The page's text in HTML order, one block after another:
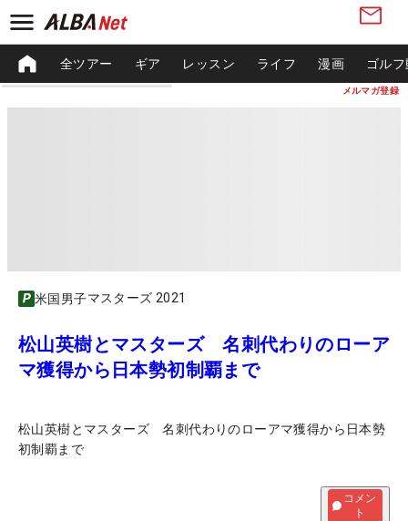
メルマガ登録
全ツアー ギア レッスン ライフ 漫画 ゴル
米国男子マスターズ 2021
松山英樹とマスターズ 名刺代わりのローア
マ獲得から日本勢初制覇まで
松山英樹とマスターズ 名刺代わりのローアマ獲得から日本勢
初制覇まで
コメン
ト